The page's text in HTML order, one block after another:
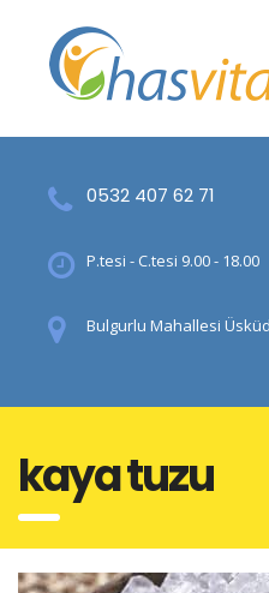
0532 407 62 71
P.tesi - C.tesi 9.00 - 18.00
Bulgurlu Mahallesi
kaya tuzu